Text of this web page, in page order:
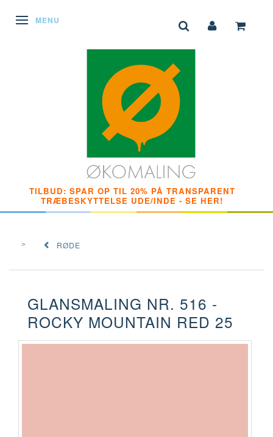
SKIFTE NAVIGATION
MENU
TILBUD: SPAR OP TIL 20% PÅ TRANSPARENT
TRÆBESKYTTELSE UDE/INDE - SE HER!
RØDE
GLANSMALING NR. 516 -
ROCKY MOUNTAIN RED 25